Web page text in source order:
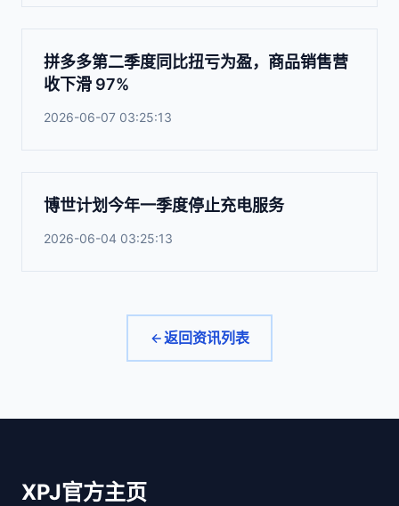
拼多多第二季度同比扭亏为盈，商品销售营
收下滑 97%
2026-06-07 03:25:13
博世计划今年一季度停止充电服务
2026-06-04 03:25:13
返回资讯列表
XPJ官方主页